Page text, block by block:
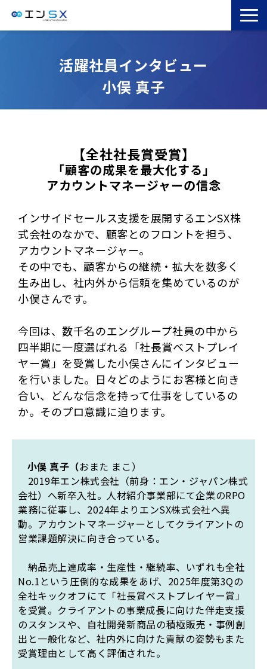
エンSXとは
サービス一覧
セミナー
コラム
活躍社員インタビュー
小俣 真子
【全社社長賞受賞】
「顧客の成果を最大化する」
アカウントマネージャーの信念
インサイドセールス支援を展開するエンSX株
式会社のなかで、顧客とのフロントを担う、
アカウントマネージャー。
その中でも、顧客からの継続・拡大を数多く
生み出し、社内外から信頼を集めているのが
小俣さんです。
今回は、数千名のエングループ社員の中から
四半期に一度選ばれる「社長賞ベストプレイ
ヤー賞」を受賞した小俣さんにインタビュー
を行いました。日々どのようにお客様と向き
合い、どんな信念を持って仕事をしているの
か。そのプロ意識に迫ります。
小俣 真子（おまた まこ）
2019年エン株式会社（前身：エン・ジャパン株式
会社）へ新卒入社。人材紹介事業部にて企業のRPO
業務に従事し、2024年よりエンSX株式会社へ異
動。アカウントマネージャーとしてクライアントの
営業課題解決に向き合っている。
納品売上達成率・生産性・継続率、いずれも全社
No.1という圧倒的な成果をあげ、2025年度第3Qの
全社キックオフにて「社長賞ベストプレイヤー賞」
を受賞。クライアントの事業成長に向けた伴走支援
のスタンスや、自社開発新商品の積極販売・事例創
出と一般化など、社内外に向けた貢献の姿勢もまた
受賞理由として高く評価された。